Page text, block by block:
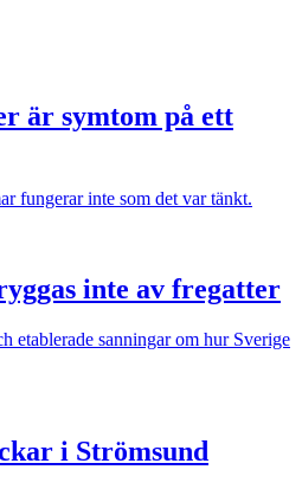
är symtom på ett
fungerar inte som det var tänkt.
inte av fregatter
etablerade sanningar om hur Sverige
i Strömsund